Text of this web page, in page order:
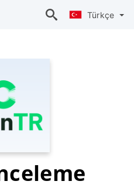
Türkçe